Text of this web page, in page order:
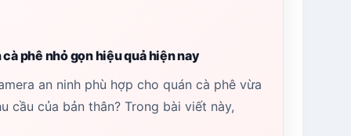
phê nhỏ gọn hiệu quả hiện nay
an ninh phù hợp cho quán cà phê vừa
cầu của bản thân? Trong bài viết này,